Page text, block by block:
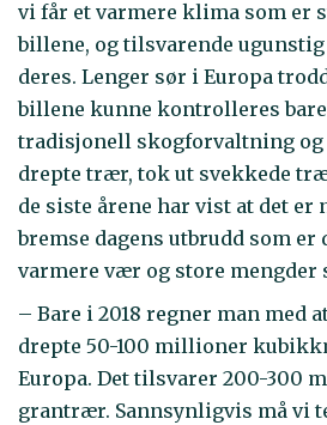
vi får et varmere klima som er
billene, og tilsvarende
deres. Lenger sør i Europa
billene kunne kontrolleres
tradisjonell skogforvaltning
drepte trær, tok ut svekkede
de siste årene har vist at det er
bremse dagens utbrudd som er
varmere vær og store mengder
– Bare i 2018 regner man med
drepte 50-100 millioner
Europa. Det tilsvarer 200-300
grantrær. Sannsynligvis må vi